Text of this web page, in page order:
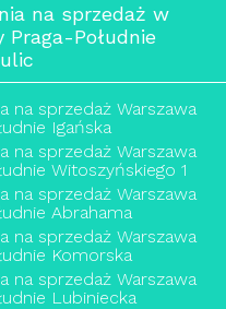
na sprzedaż w
Praga-Południe
na sprzedaż Warszawa
Igańska
na sprzedaż Warszawa
Witoszyńskiego 1
na sprzedaż Warszawa
Abrahama
na sprzedaż Warszawa
Komorska
na sprzedaż Warszawa
Lubiniecka